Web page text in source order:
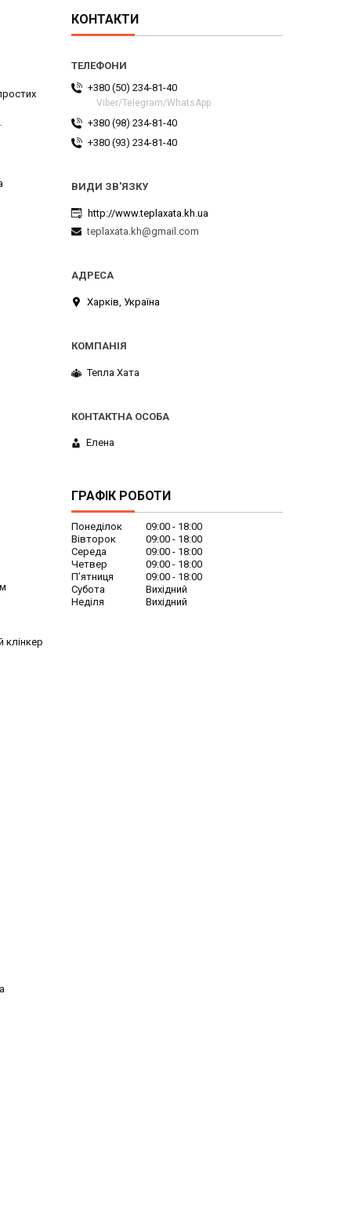
клінкер
КОНТАКТИ
+380 (50) 234-81-40
Viber/Telegram/WhatsApp
+380 (98) 234-81-40
+380 (93) 234-81-40
http://www.teplaxata.kh.ua
teplaxata.kh@gmail.com
Харків, Україна
Тепла Хата
Елена
ГРАФІК РОБОТИ
Понеділок 09:00
18:00
Вівторок
09:00
18:00
Середа
09:00
18:00
Четвер
09:00
18:00
Пʼятниця
09:00
18:00
Субота
Вихідний
Неділя
Вихідний